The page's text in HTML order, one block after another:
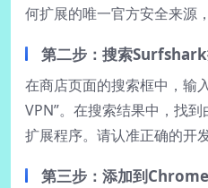
何扩展的唯一官方安全来源
第二步：搜索
在商店页面的搜索框中，输
VPN”。在搜索结果中，找
扩展程序。请认准正确的开
第三步：添加到